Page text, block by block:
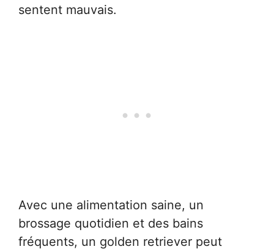
sentent mauvais.
Avec une alimentation saine, un
brossage quotidien et des bains
fréquents, un golden retriever peut